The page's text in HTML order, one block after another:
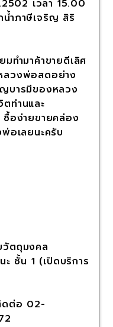
เวลา 15.00
ำภาษีเจริญ สิริ
ำมาค้าขายดีเลิศ
ลวงพ่อสดอย่าง
บารมีของหลวง
ท่านและ
อง่ายขายคล่อง
อเลยนะครับ
วัตถุมงคล
ชั้น 1 (เปิดบริการ
ดต่อ 02-